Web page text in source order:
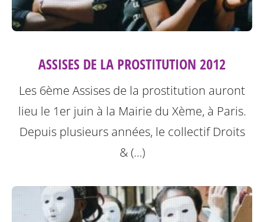
ASSISES DE LA PROSTITUTION 2012
Les 6ème Assises de la prostitution auront
lieu le 1er juin à la Mairie du Xème, à Paris.
Depuis plusieurs années, le collectif Droits
& (…)